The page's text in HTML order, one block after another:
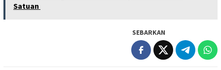
Satuan
SEBARKAN